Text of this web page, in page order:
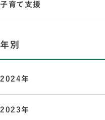
子育て支援
年別
2024年
2023年